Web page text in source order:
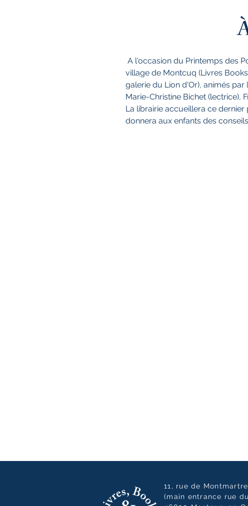
A l'occasion du Printemps des
village de Montcuq (Livres
galerie du Lion d'Or), animés
Marie-Christine Bichet (lectrice),
La librairie accueillera ce
donnera aux enfants des
11, rue de Montmartre
(main entrance rue